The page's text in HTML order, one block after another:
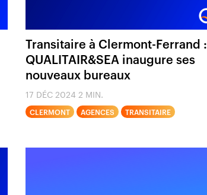
Transitaire à Clermont-Ferrand :
QUALITAIR&SEA inaugure ses
nouveaux bureaux
17 DÉC 2024 2 MIN.
CLERMONT AGENCES TRANSITAIRE